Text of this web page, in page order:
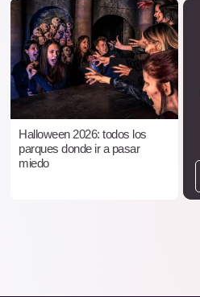
Halloween 2026: todos los
parques donde ir a pasar
miedo